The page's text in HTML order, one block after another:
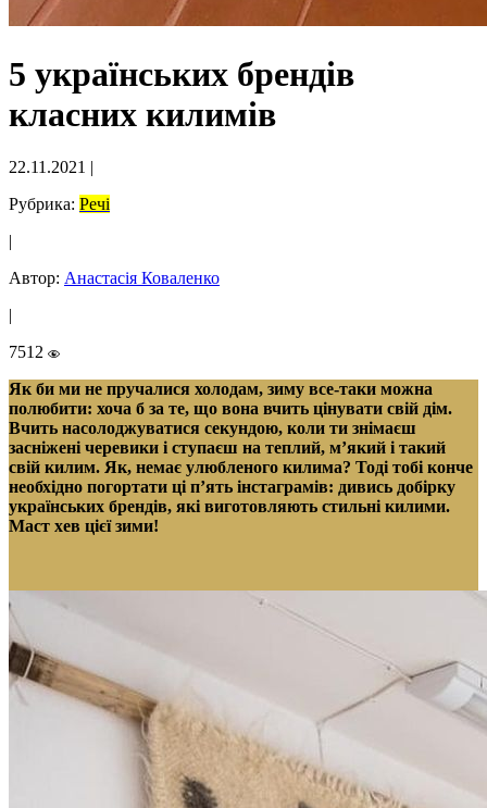
5 українських брендів
класних килимів
22.11.2021 |
Рубрика: Речі
|
Автор: Анастасія Коваленко
|
7512
Як би ми не пручалися холодам, зиму все-таки можна
полюбити: хоча б за те, що вона вчить цінувати свій дім.
Вчить насолоджуватися секундою, коли ти знімаєш
засніжені черевики і ступаєш на теплий, м’який і такий
свій килим. Як, немає улюбленого килима? Тоді тобі конче
необхідно погортати ці п’ять інстаграмів: дивись добірку
українських брендів, які виготовляють стильні килими.
Маст хев цієї зими!